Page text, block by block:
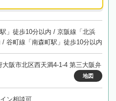
」徒歩10分以内 / 京阪線「北浜
/ 谷町線「南森町駅」徒歩10分以内
大阪市北区西天満4-1-4 第三大阪弁
地図
ン相談可